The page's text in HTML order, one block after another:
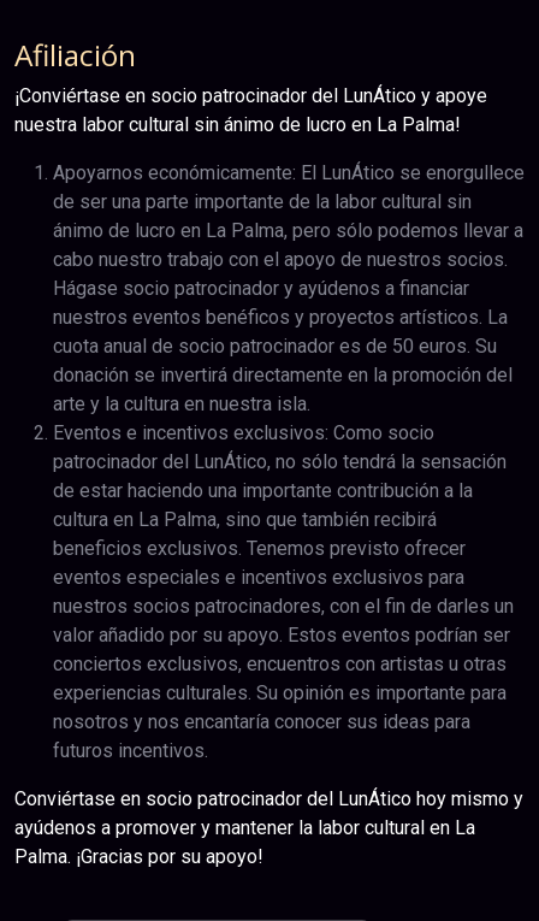
Afiliación
¡Conviértase en socio patrocinador del LunÁtico y apoye
nuestra labor cultural sin ánimo de lucro en La Palma!
Apoyarnos económicamente: El LunÁtico se enorgullece
de ser una parte importante de la labor cultural sin
ánimo de lucro en La Palma, pero sólo podemos llevar a
cabo nuestro trabajo con el apoyo de nuestros socios.
Hágase socio patrocinador y ayúdenos a financiar
nuestros eventos benéficos y proyectos artísticos. La
cuota anual de socio patrocinador es de 50 euros. Su
donación se invertirá directamente en la promoción del
arte y la cultura en nuestra isla.
Eventos e incentivos exclusivos: Como socio
patrocinador del LunÁtico, no sólo tendrá la sensación
de estar haciendo una importante contribución a la
cultura en La Palma, sino que también recibirá
beneficios exclusivos. Tenemos previsto ofrecer
eventos especiales e incentivos exclusivos para
nuestros socios patrocinadores, con el fin de darles un
valor añadido por su apoyo. Estos eventos podrían ser
conciertos exclusivos, encuentros con artistas u otras
experiencias culturales. Su opinión es importante para
nosotros y nos encantaría conocer sus ideas para
futuros incentivos.
Conviértase en socio patrocinador del LunÁtico hoy mismo y
ayúdenos a promover y mantener la labor cultural en La
Palma. ¡Gracias por su apoyo!